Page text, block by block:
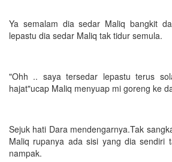
Ya semalam dia sedar Maliq bangkit
lepastu dia sedar Maliq tak tidur semula.
"Ohh .. saya tersedar lepastu terus
hajat"ucap Maliq menyuap mi goreng ke
Sejuk hati Dara mendengarnya.Tak
Maliq rupanya ada sisi yang dia sendiri
nampak.